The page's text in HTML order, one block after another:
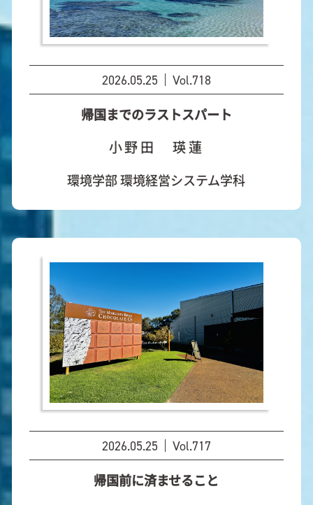
2026.05.25 Vol.718
帰国までのラストスパート
小野田 瑛蓮
環境学部 環境経営システム学科
2026.05.25 Vol.717
帰国前に済ませること